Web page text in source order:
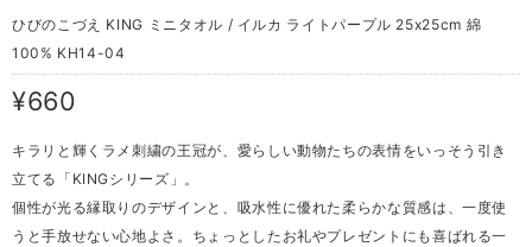
ひびのこづえ KING ミニタオル / イルカ ライトパープル 25x25cm 綿
100% KH14-04
¥660
キラリと輝くラメ刺繍の王冠が、愛らしい動物たちの表情をいっそう引き
立てる「KINGシリーズ」。
個性が光る縁取りのデザインと、吸水性に優れた柔らかな質感は、一度使
うと手放せない心地よさ。ちょっとしたお礼やプレゼントにも喜ばれる一